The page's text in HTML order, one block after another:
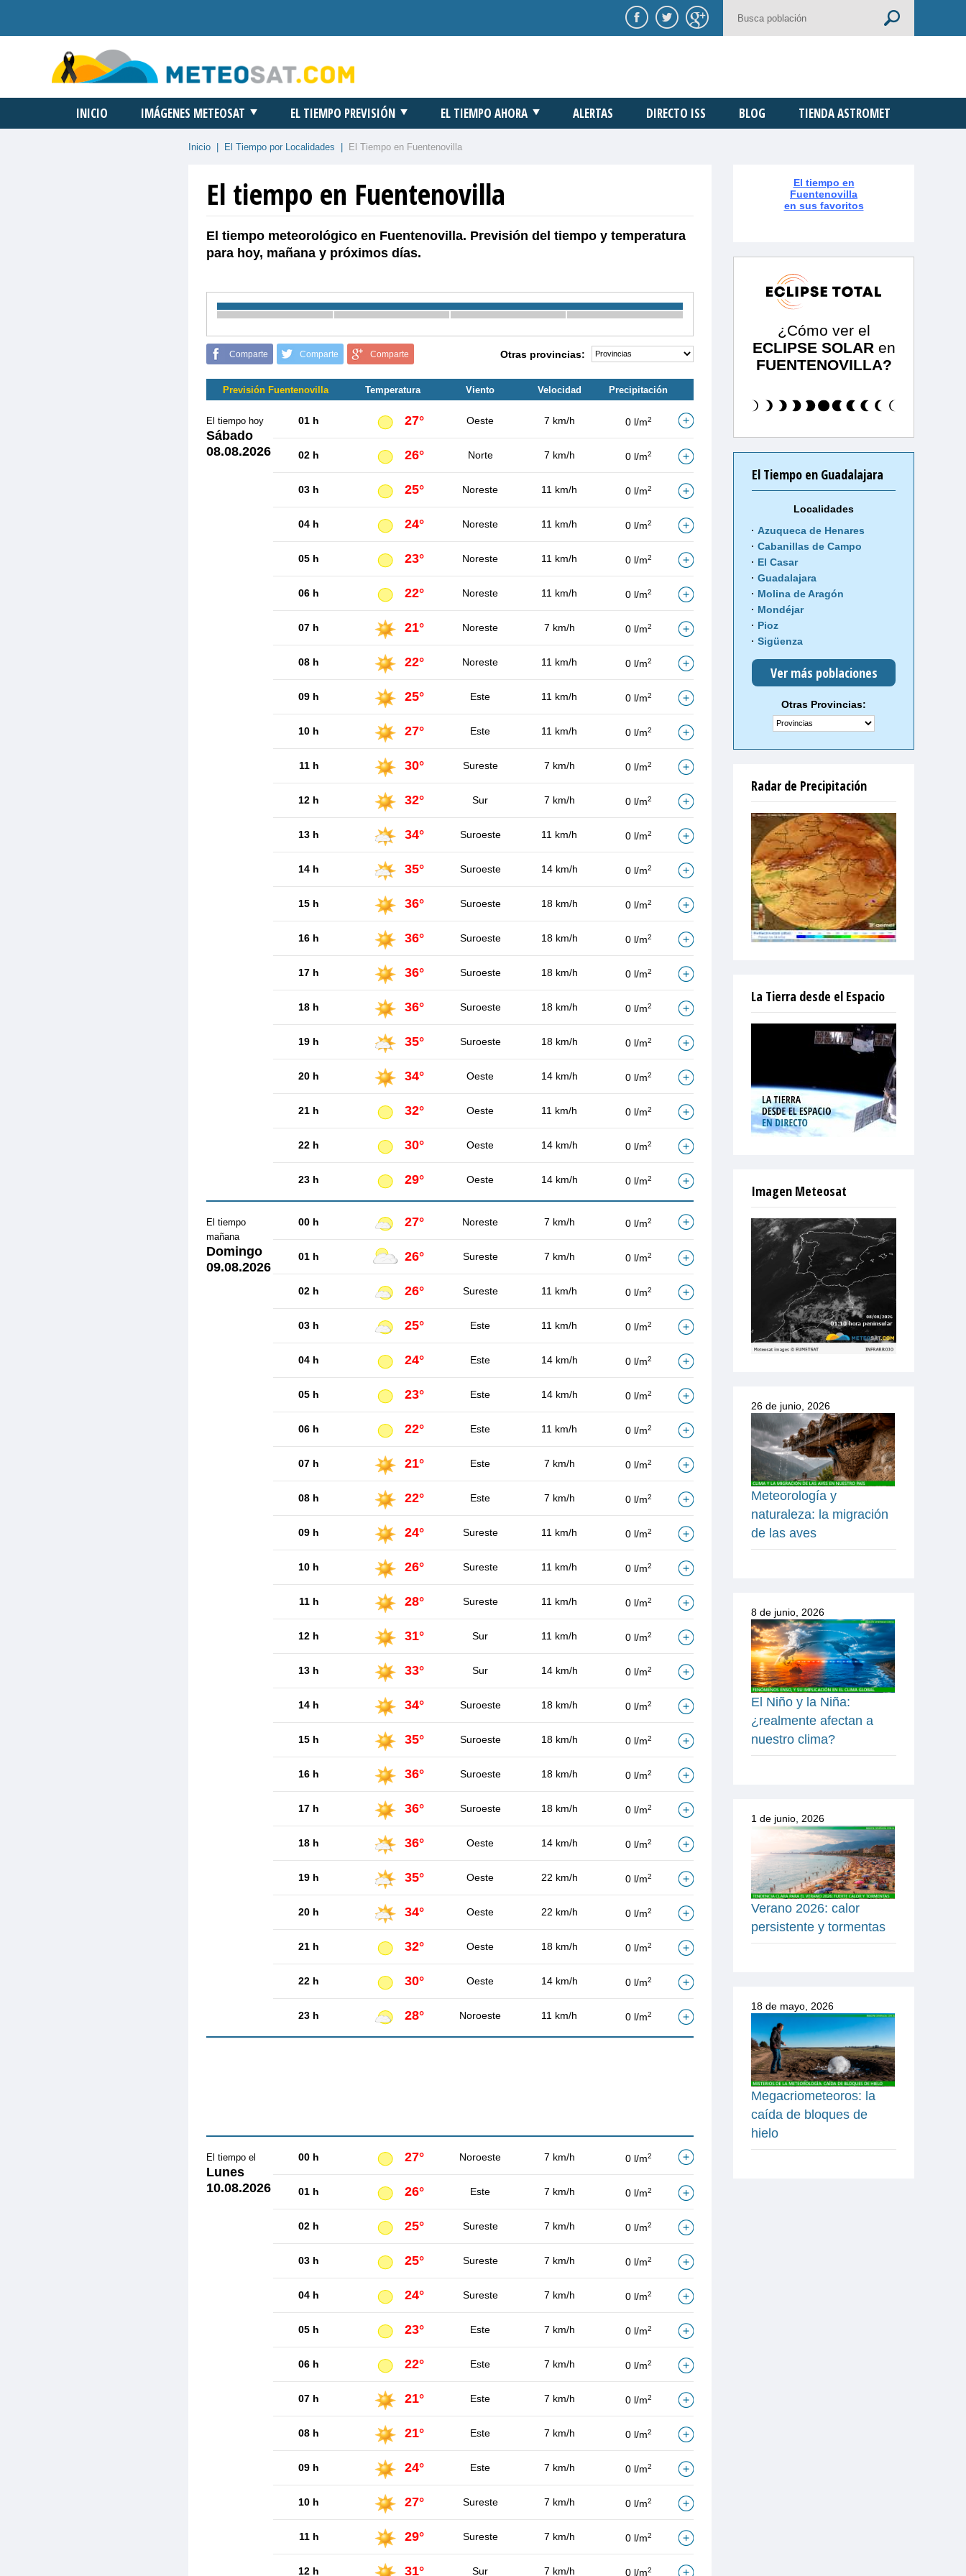
INICIO IMÁGENES METEOSAT EL TIEMPO PREVISIÓN EL TIEMPO AHORA ALERTAS DIRECTO ISS BLOG TIENDA ASTROMET
Inicio El Tiempo por Localidades El Tiempo en Fuentenovilla
El tiempo en Fuentenovilla
El tiempo meteorológico en Fuentenovilla. Previsión del tiempo y temperatura
para hoy, mañana y próximos días.
Comparte Comparte Comparte Otras provincias:
Previsión Fuentenovilla Temperatura Viento Velocidad Precipitación
El tiempo hoy
Sábado
08.08.2026
01 h 27° Oeste 7 km/h 0 l/m2
02 h 26° Norte 7 km/h 0 l/m2
03 h 25° Noreste 11 km/h 0 l/m2
04 h 24° Noreste 11 km/h 0 l/m2
05 h 23° Noreste 11 km/h 0 l/m2
06 h 22° Noreste 11 km/h 0 l/m2
07 h 21° Noreste 7 km/h 0 l/m2
08 h 22° Noreste 11 km/h 0 l/m2
09 h 25° Este 11 km/h 0 l/m2
10 h 27° Este 11 km/h 0 l/m2
11 h 30° Sureste 7 km/h 0 l/m2
12 h 32° Sur 7 km/h 0 l/m2
13 h 34° Suroeste 11 km/h 0 l/m2
14 h 35° Suroeste 14 km/h 0 l/m2
15 h 36° Suroeste 18 km/h 0 l/m2
16 h 36° Suroeste 18 km/h 0 l/m2
17 h 36° Suroeste 18 km/h 0 l/m2
18 h 36° Suroeste 18 km/h 0 l/m2
19 h 35° Suroeste 18 km/h 0 l/m2
20 h 34° Oeste 14 km/h 0 l/m2
21 h 32° Oeste 11 km/h 0 l/m2
22 h 30° Oeste 14 km/h 0 l/m2
23 h 29° Oeste 14 km/h 0 l/m2
El tiempo
mañana
Domingo
09.08.2026
00 h 27° Noreste 7 km/h 0 l/m2
01 h 26° Sureste 7 km/h 0 l/m2
02 h 26° Sureste 11 km/h 0 l/m2
03 h 25° Este 11 km/h 0 l/m2
04 h 24° Este 14 km/h 0 l/m2
05 h 23° Este 14 km/h 0 l/m2
06 h 22° Este 11 km/h 0 l/m2
07 h 21° Este 7 km/h 0 l/m2
08 h 22° Este 7 km/h 0 l/m2
09 h 24° Sureste 11 km/h 0 l/m2
10 h 26° Sureste 11 km/h 0 l/m2
11 h 28° Sureste 11 km/h 0 l/m2
12 h 31° Sur 11 km/h 0 l/m2
13 h 33° Sur 14 km/h 0 l/m2
14 h 34° Suroeste 18 km/h 0 l/m2
15 h 35° Suroeste 18 km/h 0 l/m2
16 h 36° Suroeste 18 km/h 0 l/m2
17 h 36° Suroeste 18 km/h 0 l/m2
18 h 36° Oeste 14 km/h 0 l/m2
19 h 35° Oeste 22 km/h 0 l/m2
20 h 34° Oeste 22 km/h 0 l/m2
21 h 32° Oeste 18 km/h 0 l/m2
22 h 30° Oeste 14 km/h 0 l/m2
23 h 28° Noroeste 11 km/h 0 l/m2
El tiempo el
Lunes
10.08.2026
00 h 27° Noroeste 7 km/h 0 l/m2
01 h 26° Este 7 km/h 0 l/m2
02 h 25° Sureste 7 km/h 0 l/m2
03 h 25° Sureste 7 km/h 0 l/m2
04 h 24° Sureste 7 km/h 0 l/m2
05 h 23° Este 7 km/h 0 l/m2
06 h 22° Este 7 km/h 0 l/m2
07 h 21° Este 7 km/h 0 l/m2
08 h 21° Este 7 km/h 0 l/m2
09 h 24° Este 7 km/h 0 l/m2
10 h 27° Sureste 7 km/h 0 l/m2
11 h 29° Sureste 7 km/h 0 l/m2
12 h 31° Sur 7 km/h 0 l/m2
El tiempo en
Fuentenovilla
en sus favoritos
¿Cómo ver el
ECLIPSE SOLAR en
FUENTENOVILLA?
El Tiempo en Guadalajara
Localidades
Azuqueca de Henares
Cabanillas de Campo
El Casar
Guadalajara
Molina de Aragón
Mondéjar
Pioz
Sigüenza
Ver más poblaciones
Otras Provincias:
Radar de Precipitación
La Tierra desde el Espacio
Imagen Meteosat
26 de junio, 2026
Meteorología y
naturaleza: la migración
de las aves
8 de junio, 2026
El Niño y la Niña:
¿realmente afectan a
nuestro clima?
1 de junio, 2026
Verano 2026: calor
persistente y tormentas
18 de mayo, 2026
Megacriometeoros: la
caída de bloques de
hielo